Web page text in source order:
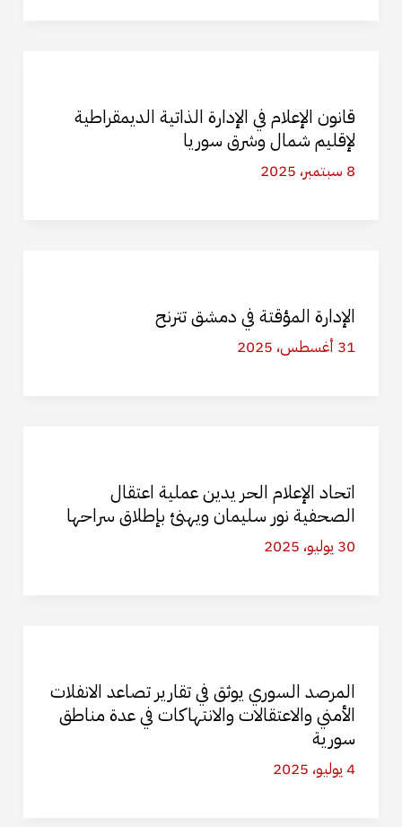
قانون الإعلام في الإدارة الذاتية الديمقراطية
لإقليم شمال وشرق سوريا
8 سبتمبر، 2025
الإدارة المؤقتة في دمشق تترنح
31 أغسطس، 2025
اتحاد الإعلام الحر يدين عملية اعتقال
الصحفية نور سليمان ويهنئ بإطلاق سراحها
30 يوليو، 2025
المرصد السوري يوثق في تقارير تصاعد الانفلات
الأمني والاعتقالات والانتهاكات في عدة مناطق
سورية
4 يوليو، 2025